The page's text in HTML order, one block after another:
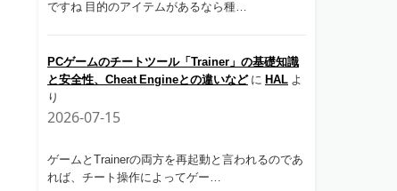
ですね 目的のアイテムがあるなら種…
PCゲームのチートツール「Trainer」の基礎知識
と安全性、Cheat Engineとの違いなどに HAL よ
り
2026-07-15
ゲームとTrainerの両方を再起動と言われるのであ
れば、チート操作によってゲー…